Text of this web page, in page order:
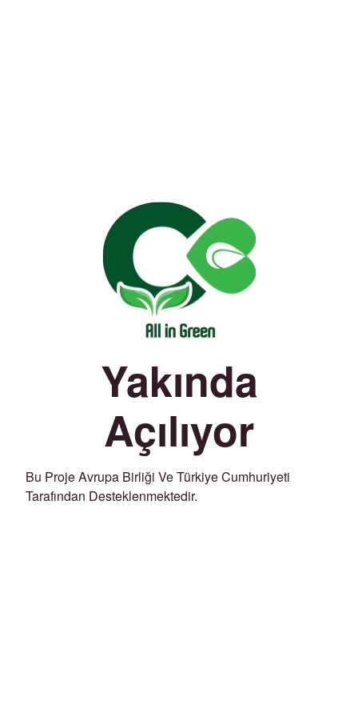
Yakında
Açılıyor
Bu Proje Avrupa Birliği Ve Türkiye Cumhuriyeti
Tarafından Desteklenmektedir.